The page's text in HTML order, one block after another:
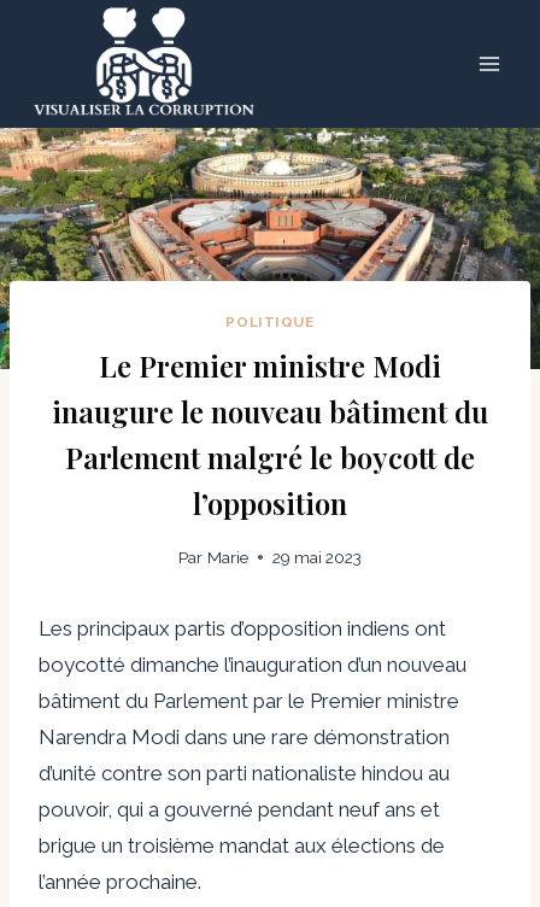
POLITIQUE
Le Premier ministre Modi
inaugure le nouveau bâtiment du
Parlement malgré le boycott de
l’opposition
Par Marie 29 mai 2023
Les principaux partis d’opposition indiens ont
boycotté dimanche l’inauguration d’un nouveau
bâtiment du Parlement par le Premier ministre
Narendra Modi dans une rare démonstration
d’unité contre son parti nationaliste hindou au
pouvoir, qui a gouverné pendant neuf ans et
brigue un troisième mandat aux élections de
l’année prochaine.